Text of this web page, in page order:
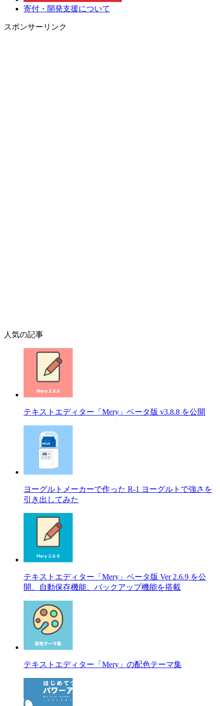
寄付・開発支援について
スポンサーリンク
人気の記事
テキストエディター「Mery」ベータ版 v3.8.8 を公開
ヨーグルトメーカーで作った R-1 ヨーグルトで強さを
引き出してみた
テキストエディター「Mery」ベータ版 Ver 2.6.9 を公
開、自動保存機能、バックアップ機能を搭載
テキストエディター「Mery」の配色テーマ集